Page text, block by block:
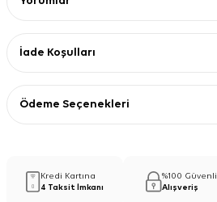
İade Koşulları
Ödeme Seçenekleri
Kredi Kartına
4 Taksit İmkanı
%100 Güvenli
Alışveriş